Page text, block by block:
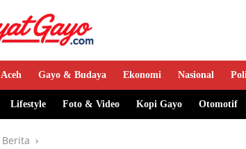
Aceh Gayo & Budaya Ekonomi Nasional
Lifestyle Foto & Video Kopi Gayo Otomotif
Berita